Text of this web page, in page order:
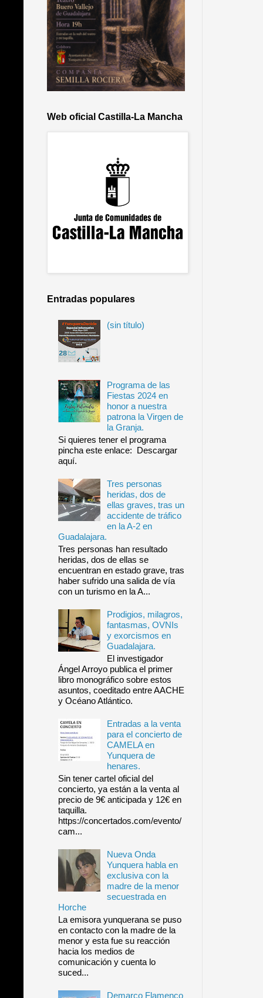
Web oficial Castilla-La Mancha
Entradas populares
(sin título)
Programa de las
Fiestas 2024 en
honor a nuestra
patrona la Virgen de
la Granja.
Si quieres tener el programa
pincha este enlace: Descargar
aquí.
Tres personas
heridas, dos de
ellas graves, tras un
accidente de tráfico
en la A-2 en
Guadalajara.
Tres personas han resultado
heridas, dos de ellas se
encuentran en estado grave, tras
haber sufrido una salida de vía
con un turismo en la A...
Prodigios, milagros,
fantasmas, OVNIs
y exorcismos en
Guadalajara.
El investigador
Ángel Arroyo publica el primer
libro monográfico sobre estos
asuntos, coeditado entre AACHE
y Océano Atlántico.
Entradas a la venta
para el concierto de
CAMELA en
Yunquera de
henares.
Sin tener cartel oficial del
concierto, ya están a la venta al
precio de 9€ anticipada y 12€ en
taquilla.
https://concertados.com/evento/
cam...
Nueva Onda
Yunquera habla en
exclusiva con la
madre de la menor
secuestrada en
Horche
La emisora yunquerana se puso
en contacto con la madre de la
menor y esta fue su reacción
hacia los medios de
comunicación y cuenta lo
suced...
Demarco Flamenco